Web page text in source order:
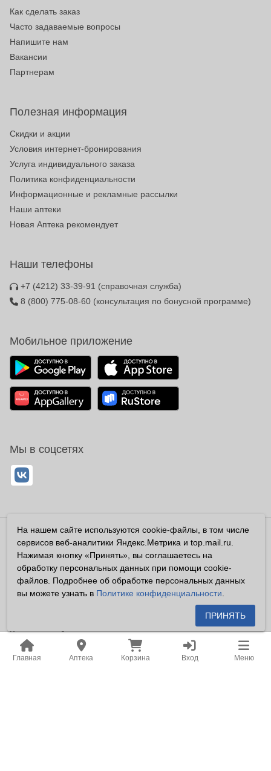
Главная Аптека Корзина Вход Меню
Как сделать заказ
Часто задаваемые вопросы
Напишите нам
Вакансии
Партнерам
Полезная информация
Скидки и акции
Условия интернет-бронирования
Услуга индивидуального заказа
Политика конфиденциальности
Информационные и рекламные рассылки
Наши аптеки
Новая Аптека рекомендует
Наши телефоны
+7 (4212) 33-39-91 (справочная служба)
8 (800) 775-08-60 (консультация по бонусной программе)
Мобильное приложение
Мы в соцсетях
Владелец сайта ООО «Суперфарма» ОГРН 1032700302194
Все права защищены ©2026
Информация, размещенная на данном сайте имеет
справочный характер, и не должна восприниматься
посетителями сайта как публичная оферта, предусмотренная
Владелец сайта устанавливает запрет на цитирование,
копирование и размещение информации, размещенной на
настоящем сайте newapteka.ru, включая информацию о
На нашем сайте используются cookie-файлы, в том числе
сервисов веб-аналитики Яндекс.Метрика и top.mail.ru.
Нажимая кнопку «Принять», вы соглашаетесь на
обработку персональных данных при помощи cookie-
файлов. Подробнее об обработке персональных данных
вы можете узнать в Политике конфиденциальности
ПРИНЯТЬ